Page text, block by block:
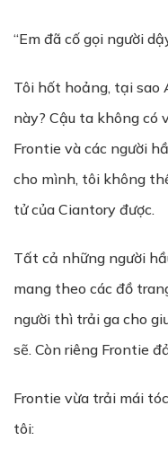
“Em đã cố gọi người
Tôi hốt hoảng, tại sao
này? Cậu ta không có
Frontie và các người
cho mình, tôi không
tử của Ciantory được.
Tất cả những người
mang theo các đồ
người thì trải ga cho
sẽ. Còn riêng Frontie
Frontie vừa trải mái
tôi: